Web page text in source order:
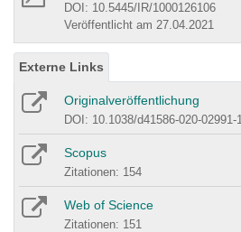
DOI: 10.5445/IR/1000126106
Veröffentlicht am 27.04.2021
Externe Links
Originalveröffentlichung
DOI: 10.1038/d41586-020-02991-1
Scopus
Zitationen: 154
Web of Science
Zitationen: 151